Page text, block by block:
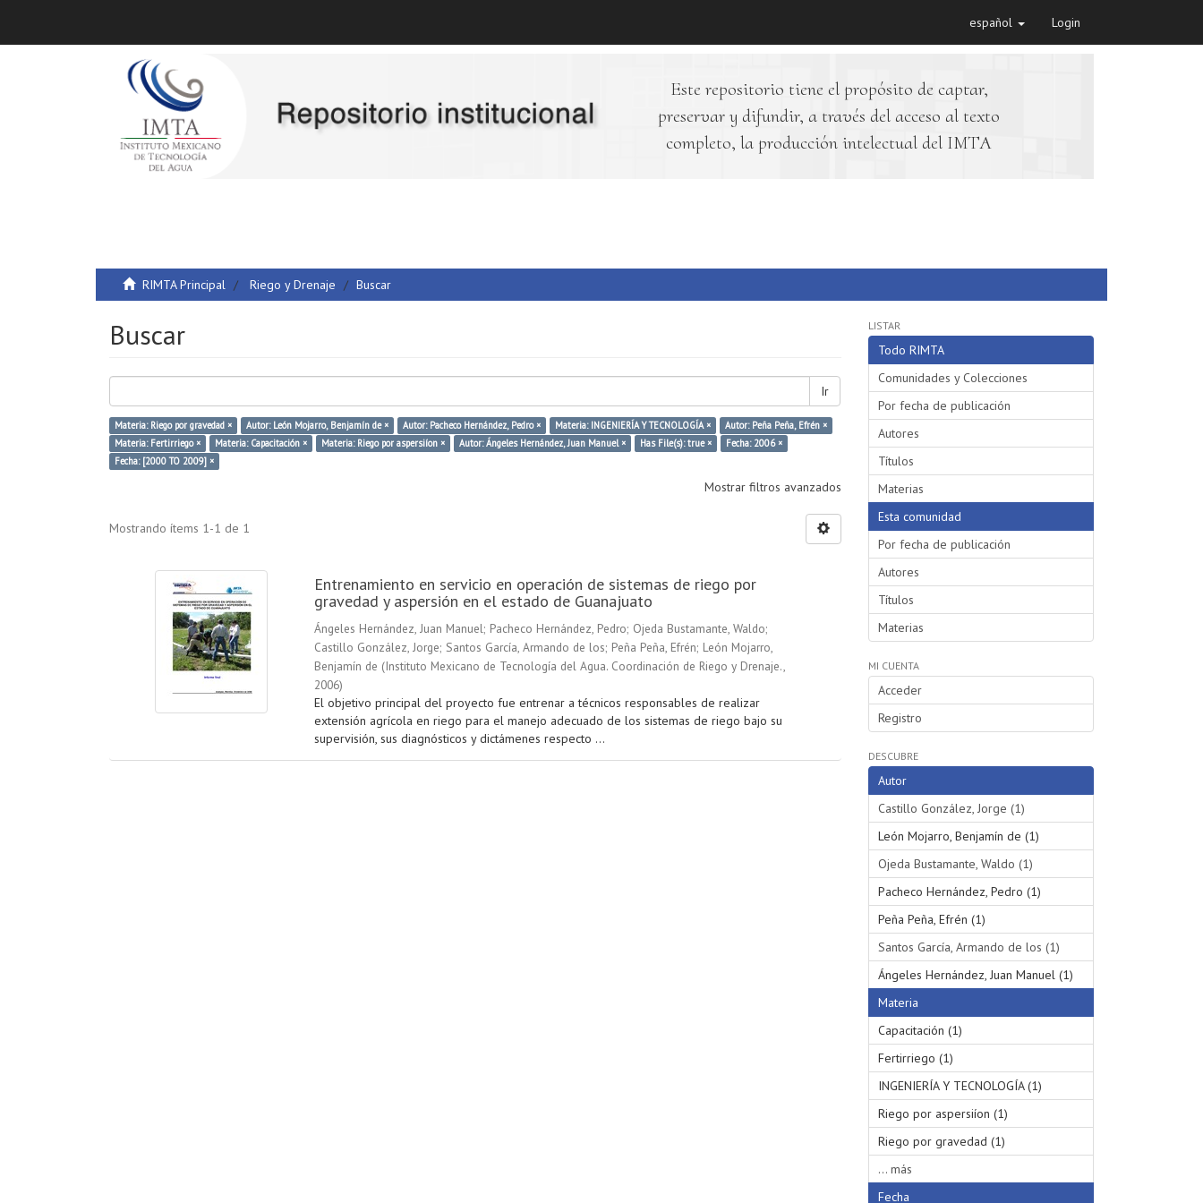
español Login
Este repositorio tiene el propósito de captar,
preservar y difundir, a través del acceso al texto
completo, la producción intelectual del IMTA
RIMTA Principal Riego y Drenaje Buscar
Buscar
Ir
Materia: Riego por gravedad × Autor: León Mojarro, Benjamín de × Autor: Pacheco Hernández, Pedro × Materia: INGENIERÍA Y TECNOLOGÍA ×
Autor: Peña Peña, Efrén ×
Materia: Fertirriego ×
Materia: Capacitación × Materia: Riego por aspersiíon × Autor: Ángeles Hernández, Juan Manuel × Has File(s): true ×
Fecha: 2006 ×
Fecha: [2000 TO 2009] ×
Mostrar filtros avanzados
Mostrando ítems 1-1 de 1
Entrenamiento en servicio en operación de sistemas de riego por
gravedad y aspersión en el estado de Guanajuato
Ángeles Hernández, Juan Manuel; Pacheco Hernández, Pedro; Ojeda Bustamante, Waldo;
Castillo González, Jorge; Santos García, Armando de los; Peña Peña, Efrén; León Mojarro,
Benjamín de (Instituto Mexicano de Tecnología del Agua. Coordinación de Riego y Drenaje.,
2006)
El objetivo principal del proyecto fue entrenar a técnicos responsables de realizar
extensión agrícola en riego para el manejo adecuado de los sistemas de riego bajo su
supervisión, sus diagnósticos y dictámenes respecto ...
LISTAR
Todo RIMTA
Comunidades y Colecciones
Por fecha de publicación
Autores
Títulos
Materias
Esta comunidad
Por fecha de publicación
Autores
Títulos
Materias
MI CUENTA
Acceder
Registro
DESCUBRE
Autor
Castillo González, Jorge (1)
León Mojarro, Benjamín de (1)
Ojeda Bustamante, Waldo (1)
Pacheco Hernández, Pedro (1)
Peña Peña, Efrén (1)
Santos García, Armando de los (1)
Ángeles Hernández, Juan Manuel (1)
Materia
Capacitación (1)
Fertirriego (1)
INGENIERÍA Y TECNOLOGÍA (1)
Riego por aspersiíon (1)
Riego por gravedad (1)
... más
Fecha